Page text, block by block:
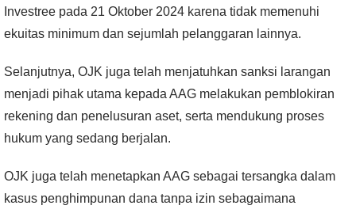
Investree pada 21 Oktober 2024 karena tidak memenuhi
ekuitas minimum dan sejumlah pelanggaran lainnya.
Selanjutnya, OJK juga telah menjatuhkan sanksi larangan
menjadi pihak utama kepada AAG melakukan pemblokiran
rekening dan penelusuran aset, serta mendukung proses
hukum yang sedang berjalan.
OJK juga telah menetapkan AAG sebagai tersangka dalam
kasus penghimpunan dana tanpa izin sebagaimana